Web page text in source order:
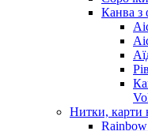
Канва
Нитки, карти